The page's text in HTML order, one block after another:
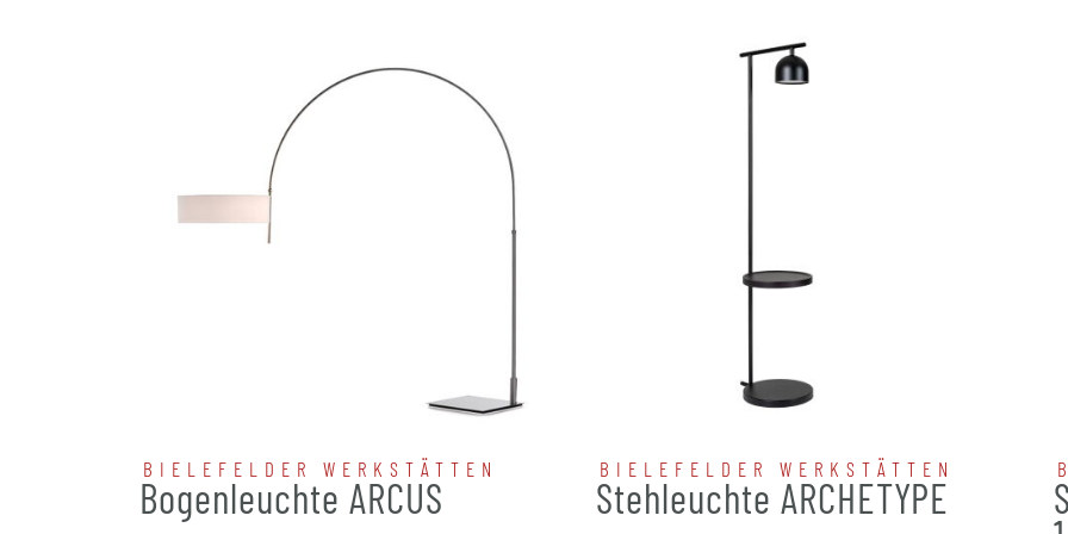
BIELEFELDER WERKSTÄTTEN
Bogenleuchte ARCUS
BIELEFELDER WERKSTÄTTEN
Stehleuchte ARCHETYPE